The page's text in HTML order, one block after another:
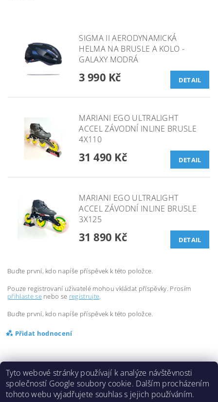
SIGMA II AERODYNAMICKÁ
HELMA NA BRUSLE A KOLO -
GALAXY MODRÁ
3 990 Kč DETAIL
MARIANI EGO ULTRALIGHT
ACCEL ZÁVODNÍ INLINE BRUSLE
4X110
31 490 Kč DETAIL
MARIANI EGO ULTRALIGHT
ACCEL ZÁVODNÍ INLINE BRUSLE
3X125
31 890 Kč DETAIL
Buďte první, kdo napíše příspěvek k této položce.
Pouze registrovaní uživatelé mohou vkládat příspěvky. Prosím
přihlaste senebo se registrujte.
Buďte první, kdo napíše příspěvek k této položce.
Přidat hodnocení
Tyto webové stránky používají k analýze návštěvnosti
společností Google soubory cookie. Dalším procházením
tohoto webu vyjadřujete souhlas s jejich používáním.